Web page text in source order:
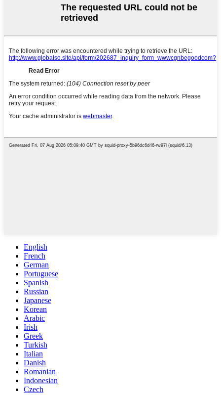
English
French
German
Portuguese
Spanish
Russian
Japanese
Korean
Arabic
Irish
Greek
Turkish
Italian
Danish
Romanian
Indonesian
Czech